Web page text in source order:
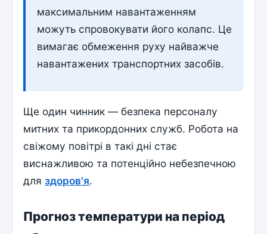
максимальним навантаженням
можуть спровокувати його колапс. Це
вимагає обмеження руху найважче
навантажених транспортних засобів.
Ще один чинник — безпека персоналу
митних та прикордонних служб. Робота на
свіжому повітрі в такі дні стає
виснажливою та потенційно небезпечною
дляздоров'я.
Прогноз температури на період